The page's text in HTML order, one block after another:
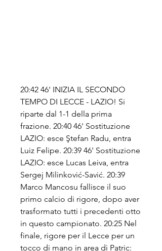
20:42 46' INIZIA IL SECONDO
TEMPO DI LECCE - LAZIO! Si
riparte dal 1-1 della prima
frazione. 20:40 46' Sostituzione
LAZIO: esce Ştefan Radu, entra
Luiz Felipe. 20:39 46' Sostituzione
LAZIO: esce Lucas Leiva, entra
Sergej Milinković-Savić. 20:39
Marco Mancosu fallisce il suo
primo calcio di rigore, dopo aver
trasformato tutti i precedenti otto
in questo campionato. 20:25 Nel
finale, rigore per il Lecce per un
tocco di mano in area di Patric: